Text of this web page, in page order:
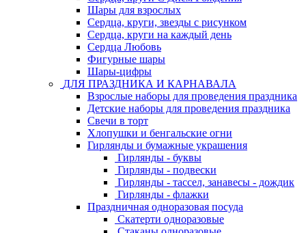
Шары для взрослых
Сердца, круги, звезды с рисунком
Сердца, круги на каждый день
Сердца Любовь
Фигурные шары
Шары-цифры
ДЛЯ ПРАЗДНИКА И КАРНАВАЛА
Взрослые наборы для проведения праздника
Детские наборы для проведения праздника
Свечи в торт
Хлопушки и бенгальские огни
Гирлянды и бумажные украшения
Гирлянды - буквы
Гирлянды - подвески
Гирлянды - тассел, занавесы - дождик
Гирлянды - флажки
Праздничная одноразовая посуда
Скатерти одноразовые